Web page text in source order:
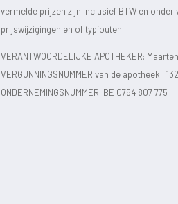
vermelde prijzen zijn inclusief BTW en onder
prijswijzigingen en of typfouten.
VERANTWOORDELIJKE APOTHEKER:
VERGUNNINGSNUMMER van de apotheek :
ONDERNEMINGSNUMMER: BE 0754 807 775